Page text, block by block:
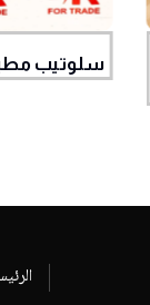
سلوتيب